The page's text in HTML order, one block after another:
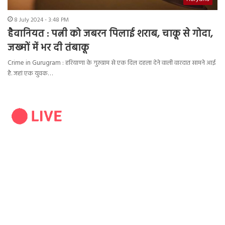
8 July 2024 - 3:48 PM
हैवानियत : पत्नी को जबरन पिलाई शराब, चाकू से गोदा,
जख्मों में भर दी तंबाकू
Crime in Gurugram : हरियाणा के गुरुग्राम से एक दिल दहला देने वाली वारदात सामने आई
है. जहां एक युवक…